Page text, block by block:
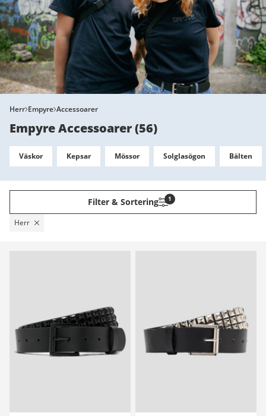
Herr Empyre Accessoarer
Empyre Accessoarer(56)
Väskor Kepsar Mössor Solglasögon Bälten
Filter & Sortering 1
Herr